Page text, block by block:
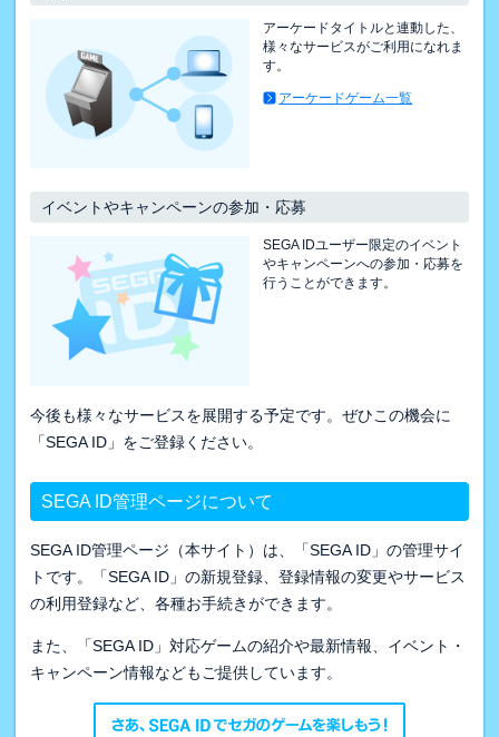
アーケードタイトルと連動した、
様々なサービスがご利用になれま
す。
アーケードゲーム一覧
イベントやキャンペーンの参加・応募
SEGA IDユーザー限定のイベント
やキャンペーンへの参加・応募を
行うことができます。
今後も様々なサービスを展開する予定です。ぜひこの機会に
「SEGA ID」をご登録ください。
SEGA ID管理ページについて
SEGA ID管理ページ（本サイト）は、「SEGA ID」の管理サイ
トです。「SEGA ID」の新規登録、登録情報の変更やサービス
の利用登録など、各種お手続きができます。
また、「SEGA ID」対応ゲームの紹介や最新情報、イベント・
キャンペーン情報などもご提供しています。